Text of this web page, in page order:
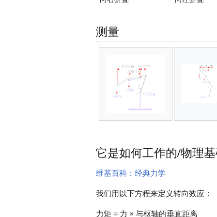
测量
它是如何工作的/物理
维基百科：经典力学
我们用以下方程来定义转向效应：
力矩 = 力 × 与枢轴的垂直距离